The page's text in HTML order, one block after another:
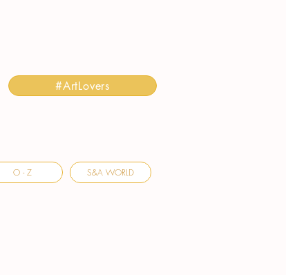
#ArtLovers
O - Z S&A WORLD